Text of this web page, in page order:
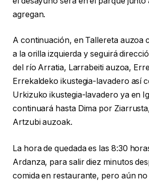
agregan.
A continuación, en Tallereta auzoa
a la orilla izquierda y seguirá
del río Arratia, Larrabeiti auzoa,
Errekaldeko ikustegia-lavadero así
Urkizuko ikustegia-lavadero ya en
continuará hasta Dima por
Artzubi auzoak.
La hora de quedada es las 8:30
Ardanza, para salir diez minutos
comida en restaurante, pero aún no